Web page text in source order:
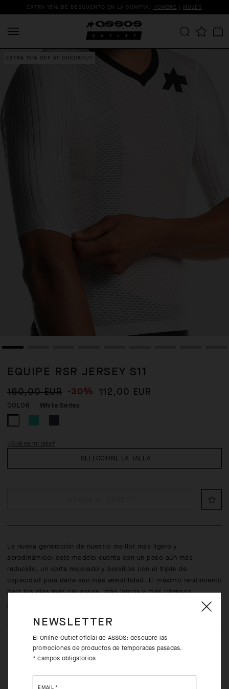
EXTRA 15% DE DESCUENTO EN LA COMPRA: HOMBRE | MUJER
EXTRA 15% OFF AT CHECKOUT
EQUIPE RSR JERSEY S11
160,00 EUR -30% 112,00 EUR
COLOR White Series
SELECCIONE LA TALLA
¿Cuál es mi talla?
La nueva generación de nuestro maillot más ligero y
aerodinámico: este modelo cuenta con un peso aún más
reducido, un corte mejorado y bolsillos con el triple de
capacidad para darle aún más versatilidad. El máximo rendimiento
para los días más calurosos, más largos y más intensos.
Aprende más
NEWSLETTER
El Online-Outlet oficial de ASSOS: descubre las
promociones de productos de temporadas pasadas.
* campos obligatorios
EMAIL *